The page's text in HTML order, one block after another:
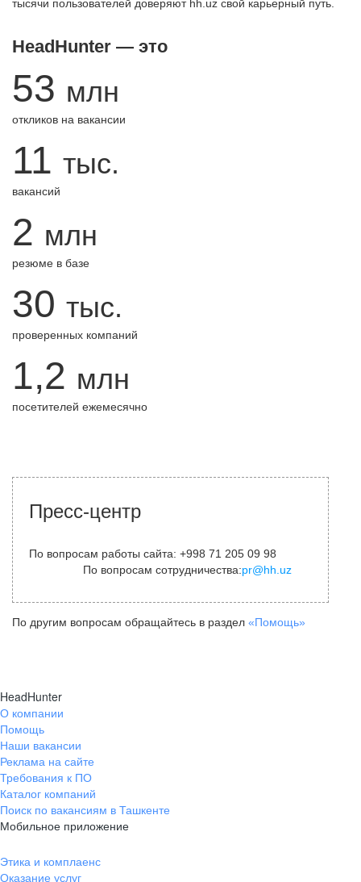
тысячи пользователей доверяют hh.uz свой карьерный путь.
HeadHunter — это
53 млн
откликов на вакансии
11 тыс.
вакансий
2 млн
резюме в базе
30 тыс.
проверенных компаний
1,2 млн
посетителей ежемесячно
Пресс-центр
По вопросам работы сайта: +998 71 205 09 98
По вопросам сотрудничества:pr@hh.uz
По другим вопросам обращайтесь в раздел «Помощь»
HeadHunter
О компании
Помощь
Наши вакансии
Реклама на сайте
Требования к ПО
Каталог компаний
Поиск по вакансиям в Ташкенте
Мобильное приложение
Этика и комплаенс
Оказание услуг